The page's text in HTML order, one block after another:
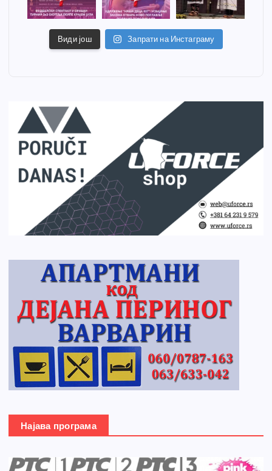
Види још Запрати на Инстаграму
Најава програма